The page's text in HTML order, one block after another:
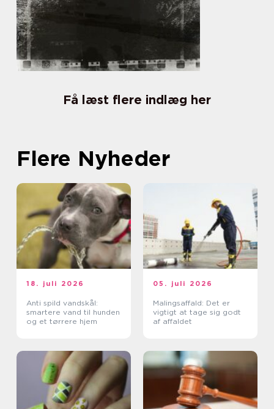
Få læst flere indlæg her
Flere Nyheder
18. juli 2026
Anti spild vandskål:
smartere vand til hunden
og et tørrere hjem
05. juli 2026
Malingsaffald: Det er
vigtigt at tage sig godt
af affaldet